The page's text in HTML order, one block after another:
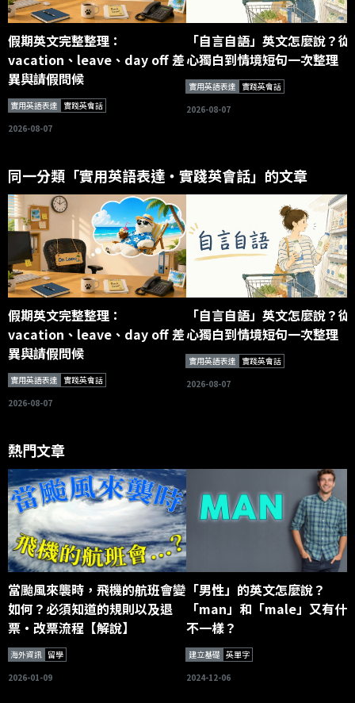
假期英文完整整理：
vacation、leave、day off 差
異與請假問候
實用英語表達 實踐英會話
2026-08-07
「自言自語」英文怎麼說？從
心獨白到情境短句一次整理
實用英語表達 實踐英會話
2026-08-07
同一分類「實用英語表達・實踐英會話」的文章
假期英文完整整理：
vacation、leave、day off 差
異與請假問候
實用英語表達 實踐英會話
2026-08-07
「自言自語」英文怎麼說？從
心獨白到情境短句一次整理
實用英語表達 實踐英會話
2026-08-07
熱門文章
當颱風來襲時，飛機的航班會變
如何？必須知道的規則以及退
票・改票流程【解說】
海外資訊 留學
2026-01-09
「男性」的英文怎麼說？
「man」和「male」又有什
不一樣？
建立基礎 英單字
2024-12-06